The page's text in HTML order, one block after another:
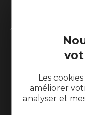
Les
améliorer
analyser et
Office de
1